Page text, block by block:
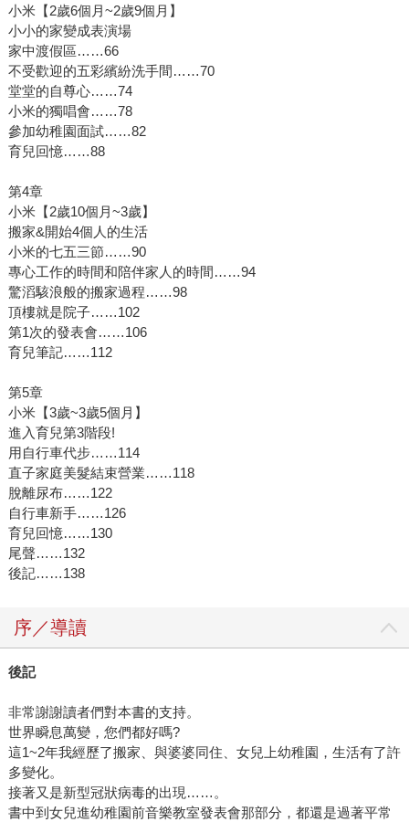
小米【2歲6個月~2歲9個月】
小小的家變成表演場
家中渡假區……66
不受歡迎的五彩繽紛洗手間……70
堂堂的自尊心……74
小米的獨唱會……78
參加幼稚園面試……82
育兒回憶……88
第4章
小米【2歲10個月~3歲】
搬家&開始4個人的生活
小米的七五三節……90
專心工作的時間和陪伴家人的時間……94
驚滔駭浪般的搬家過程……98
頂樓就是院子……102
第1次的發表會……106
育兒筆記……112
第5章
小米【3歲~3歲5個月】
進入育兒第3階段!
用自行車代步……114
直子家庭美髮結束營業……118
脫離尿布……122
自行車新手……126
育兒回憶……130
尾聲……132
後記……138
序／導讀
後記
非常謝謝讀者們對本書的支持。
世界瞬息萬變，您們都好嗎?
這1~2年我經歷了搬家、與婆婆同住、女兒上幼稚園，生活有了許
多變化。
接著又是新型冠狀病毒的出現……。
書中到女兒進幼稚園前音樂教室發表會那部分，都還是過著平常